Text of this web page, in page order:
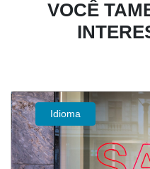
VOCÊ
Idioma